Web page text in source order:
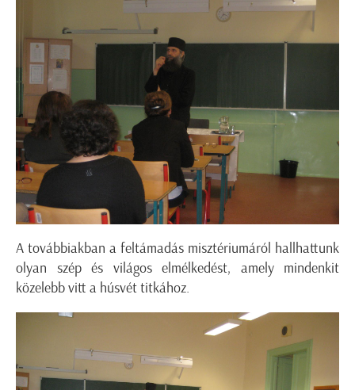
A továbbiakban a feltámadás misztériumáról hallhattunk
olyan szép és világos elmélkedést, amely mindenkit
közelebb vitt a húsvét titkához.